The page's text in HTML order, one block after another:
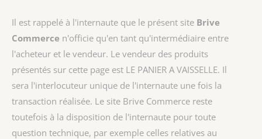
Il est rappelé à l'internaute que le présent site Brive
Commerce n'officie qu'en tant qu'intermédiaire entre
l'acheteur et le vendeur. Le vendeur des produits
présentés sur cette page est LE PANIER A VAISSELLE. Il
sera l'interlocuteur unique de l'internaute une fois la
transaction réalisée. Le site Brive Commerce reste
toutefois à la disposition de l'internaute pour toute
question technique, par exemple celles relatives au